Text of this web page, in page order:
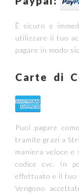
È sicuro e
utilizzare il tuo
pagare in modo
Carte di
Puoi pagare
tramite grazi a
maniera veloce
codice cvc. In
effettuato e il tuo
Vengono